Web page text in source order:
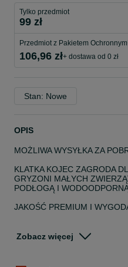
Tylko przedmiot
99 zł
Przedmiot z Pakietem Ochronnym
106,96 zł+ dostawa od 0 zł
Stan: Nowe
OPIS
MOŻLIWA WYSYŁKA ZA
KLATKA KOJEC ZAGRODA
GRYZONI MAŁYCH
PODŁOGĄ I
JAKOŚĆ PREMIUM I
Elastyczna
Zobacz więcej